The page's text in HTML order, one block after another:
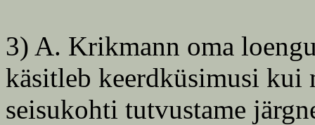
3) A. Krikmann oma
käsitleb keerdküsimusi kui
seisukohti tutvustame